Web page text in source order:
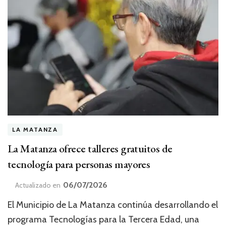
LA MATANZA
La Matanza ofrece talleres gratuitos de
tecnología para personas mayores
Actualizado en 06/07/2026
El Municipio de La Matanza continúa desarrollando el
programa Tecnologías para la Tercera Edad, una